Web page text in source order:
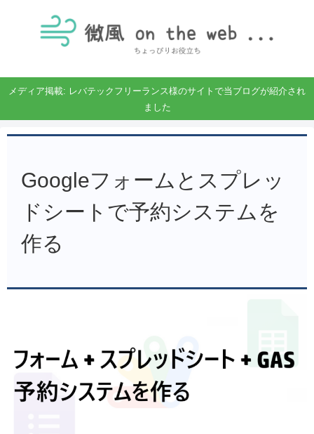
メディア掲載: レバテックフリーランス様のサイトで当ブログが紹介され
ました
Googleフォームとスプレッ
ドシートで予約システムを
作る